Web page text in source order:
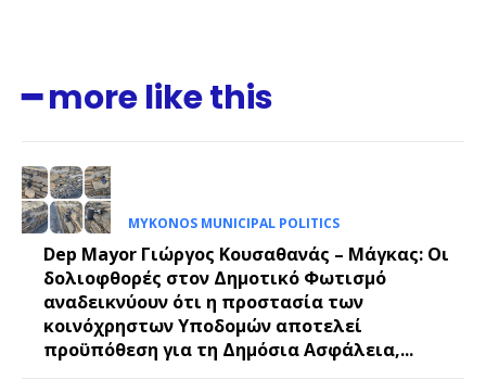
━ more like this
MYKONOS MUNICIPAL POLITICS
Dep Mayor Γιώργος Κουσαθανάς – Μάγκας: Οι
δολιοφθορές στον Δημοτικό Φωτισμό
αναδεικνύουν ότι η προστασία των
κοινόχρηστων Υποδομών αποτελεί
προϋπόθεση για τη Δημόσια Ασφάλεια,...